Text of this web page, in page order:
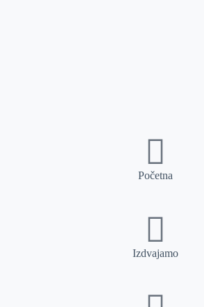
Početna
Izdvajamo